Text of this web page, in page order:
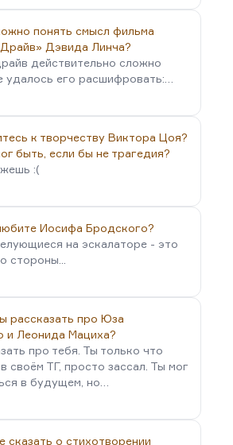
понять смысл фильма
Дэвида Линча?
действительно сложно
удалось его расшифровать:…
к творчеству Виктора Цоя?
быть, если бы не трагедия?
:(
Иосифа Бродского?
на эскалаторе - это
стороны...
рассказать про Юза
и Леонида Мациха?
про тебя. Ты только что
своём ТГ, просто зассал. Ты мог
в будущем, но…
сказать о стихотворении